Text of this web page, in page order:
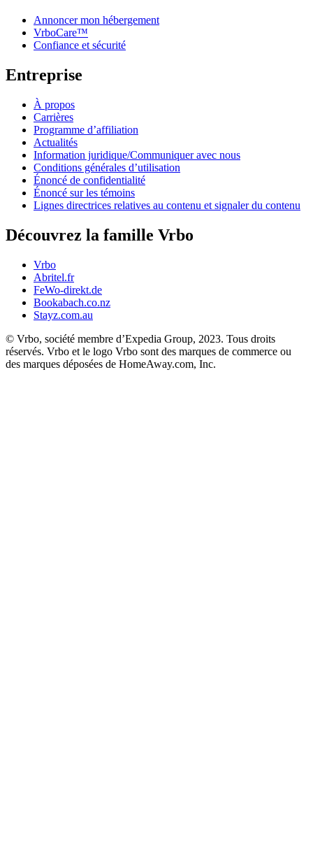
Annoncer mon hébergement
VrboCare™
Confiance et sécurité
Entreprise
À propos
Carrières
Programme d’affiliation
Actualités
Information juridique/Communiquer avec nous
Conditions générales d’utilisation
Énoncé de confidentialité
Énoncé sur les témoins
Lignes directrices relatives au contenu et signaler du contenu
Découvrez la famille Vrbo
Vrbo
Abritel.fr
FeWo-direkt.de
Bookabach.co.nz
Stayz.com.au
© Vrbo, société membre d’Expedia Group, 2023. Tous droits
réservés. Vrbo et le logo Vrbo sont des marques de commerce ou
des marques déposées de HomeAway.com, Inc.